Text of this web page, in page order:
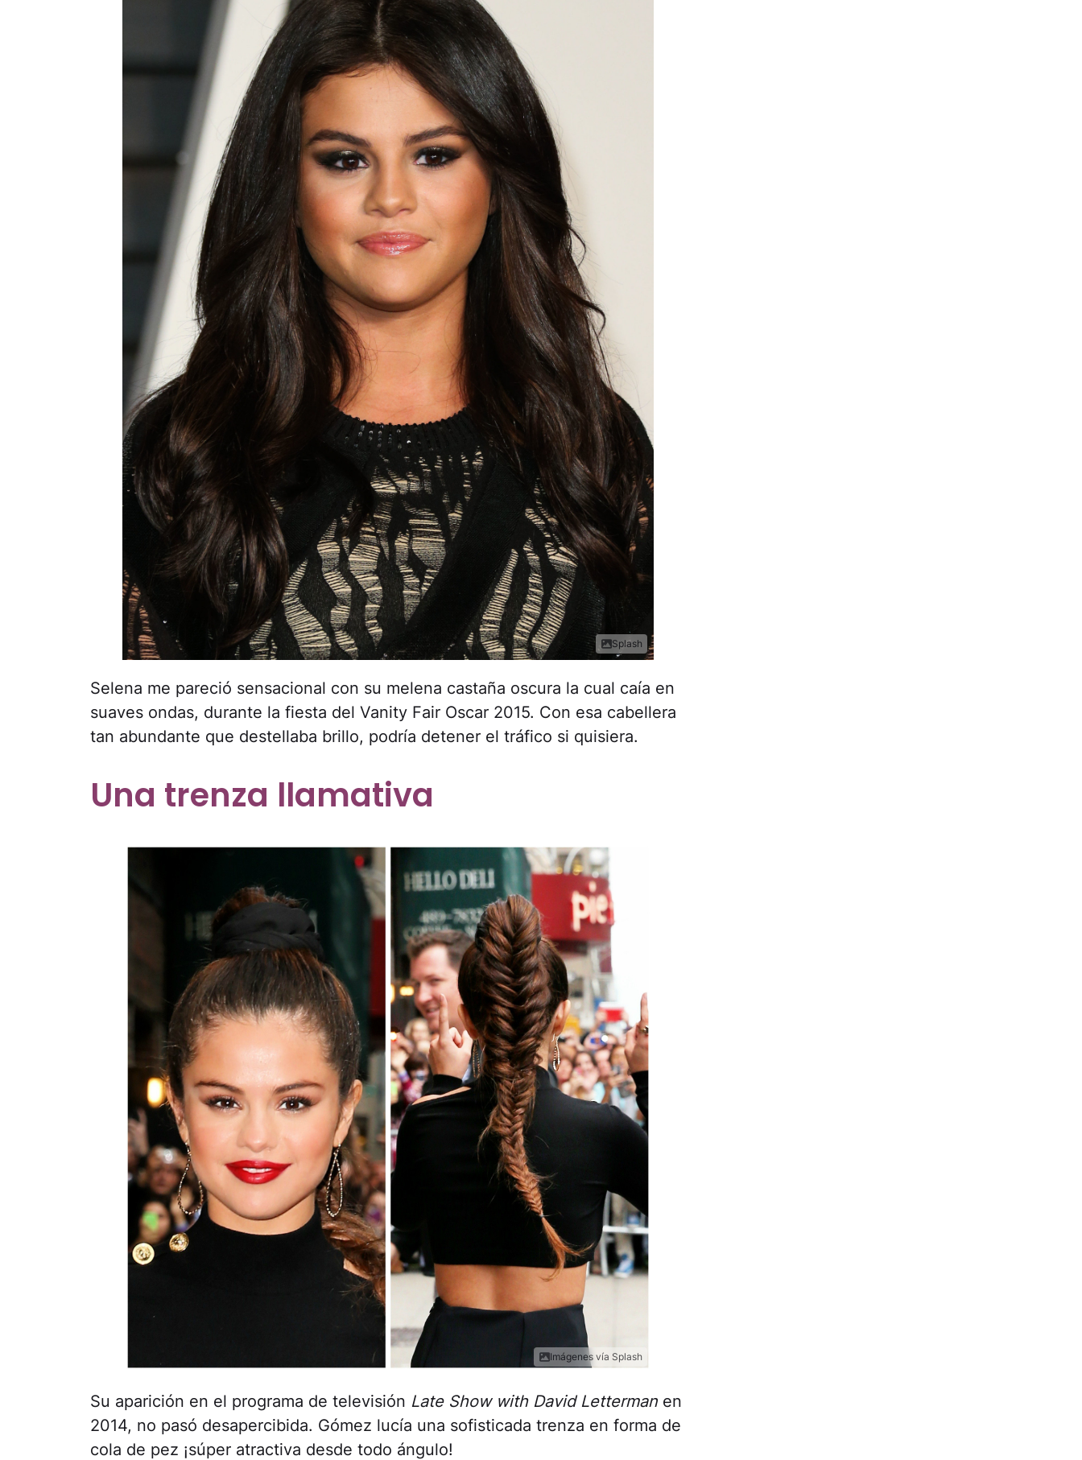
Splash
Selena me pareció sensacional con su melena castaña oscura la cual caía en
suaves ondas, durante la fiesta del Vanity Fair Oscar 2015. Con esa cabellera
tan abundante que destellaba brillo, podría detener el tráfico si quisiera.
Una trenza llamativa
Imágenes vía Splash
Su aparición en el programa de televisión Late Show with David Letterman en
2014, no pasó desapercibida. Gómez lucía una sofisticada trenza en forma de
cola de pez ¡súper atractiva desde todo ángulo!